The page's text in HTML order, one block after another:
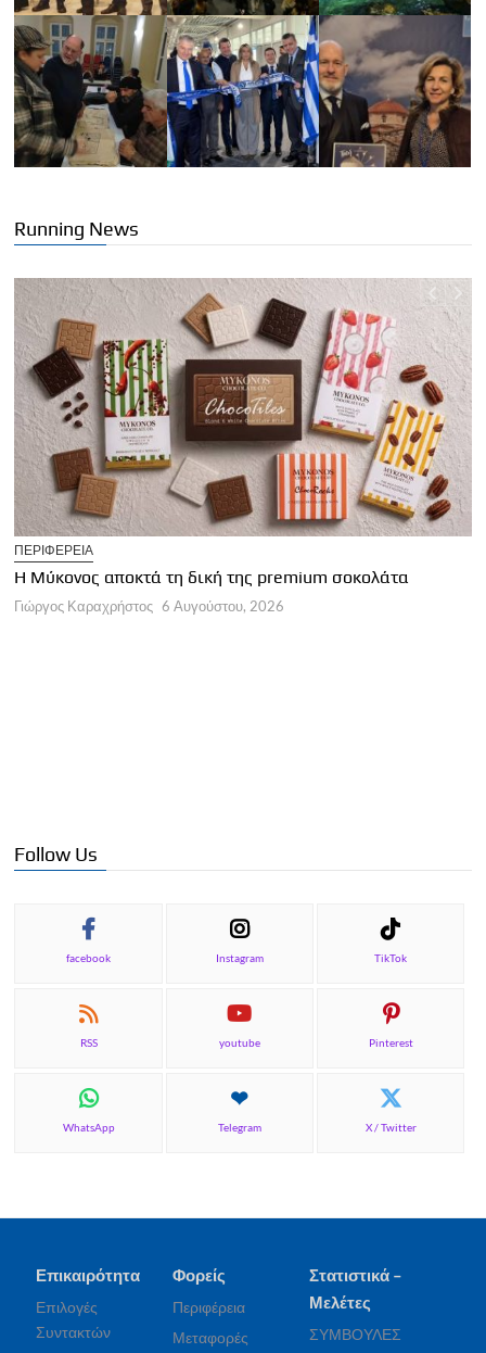
Running News
ΠΕΡΙΦΕΡΕΙΑ
Η Μύκονος αποκτά τη δική της premium σοκολάτα
Γιώργος Καραχρήστος 6 Αυγούστου, 2026
Follow Us
facebook Instagram TikTok
RSS youtube Pinterest
WhatsApp Telegram X / Twitter
Επικαιρότητα
Επιλογές
Συντακτών
Φορείς
Περιφέρεια
Μεταφορές
Στατιστικά –
Μελέτες
ΣΥΜΒΟΥΛΕΣ